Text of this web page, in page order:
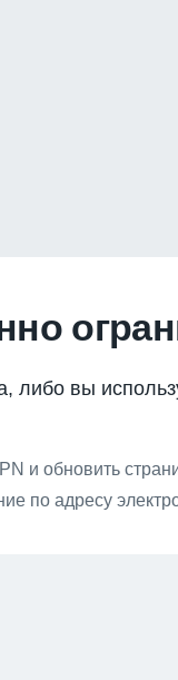
либо вы
и обновить
по адресу